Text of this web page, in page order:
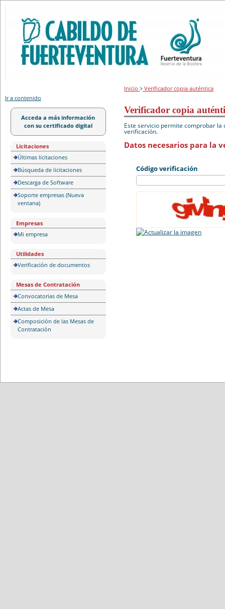
Ir a contenido
Acceda a más información
con su certificado digital
Licitaciones
Últimas licitaciones
Búsqueda de licitaciones
Descarga de Software
Soporte empresas (Nueva
ventana)
Empresas
Mi empresa
Utilidades
Verificación de documentos
Mesas de Contratación
Convocatorias de Mesa
Actas de Mesa
Composición de las Mesas de
Contratación
Inicio> Verificador copia auténtica
Verificador copia
Este servicio permite comprobar
verificación.
Datos necesarios para la
Código verificación